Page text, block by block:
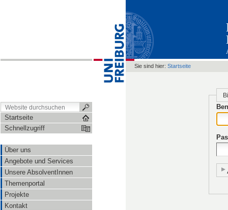
Startseite
Schnellzugriff
Über uns
Angebote und Services
Unsere AbsolventInnen
Themenportal
Projekte
Kontakt
Sie sind hier: Startseite